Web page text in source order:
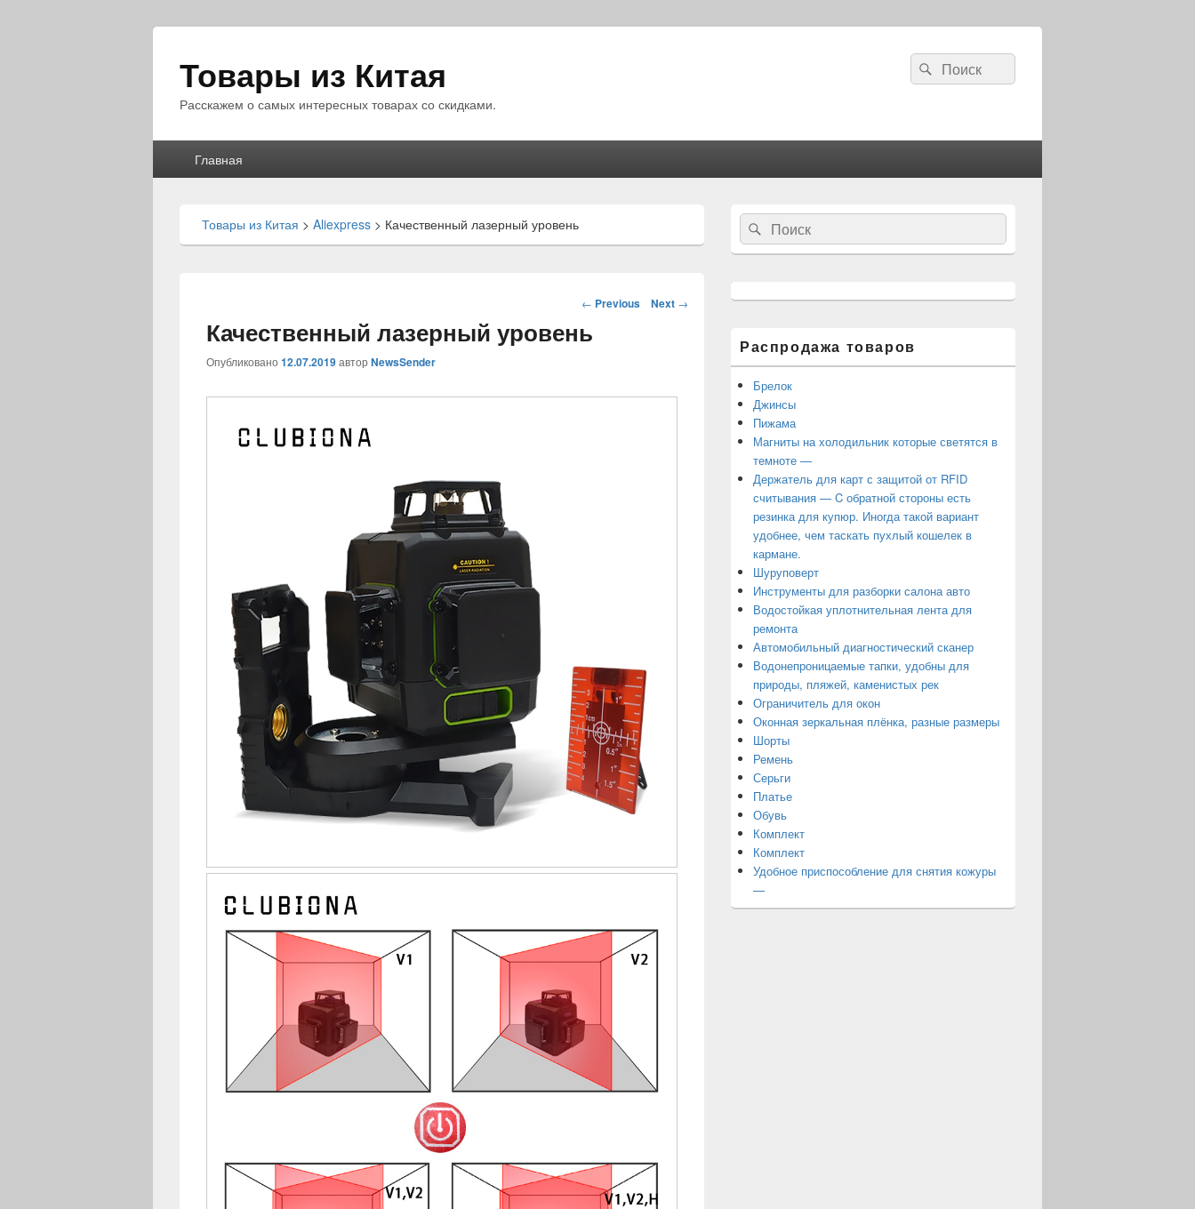
Товары из Китая
Расскажем о самых интересных товарах со скидками.
Search
for:
Search
Главная
Товары из Китая > Aliexpress > Качественный лазерный уровень
Навигация
статьям
← Previous Next →
Качественный лазерный уровень
Опубликовано 12.07.2019автор NewsSender
Область
основной
боковой
панели
Search
for:
Search
Распродажа товаров
Брелок
Джинсы
Пижама
Магниты на холодильник которые светятся в
темноте —
Держатель для карт с защитой от RFID
считывания — C обратной стороны есть
резинка для купюр. Иногда такой вариант
удобнее, чем таскать пухлый кошелек в
кармане.
Шуруповерт
Инструменты для разборки салона авто
Водостойкая уплотнительная лента для
ремонта
Автомобильный диагностический сканер
Водонепроницаемые тапки, удобны для
природы, пляжей, каменистых рек
Ограничитель для окон
Оконная зеркальная плёнка, разные размеры
Шорты
Ремень
Серьги
Платье
Обувь
Комплект
Комплект
Удобное приспособление для снятия кожуры
—